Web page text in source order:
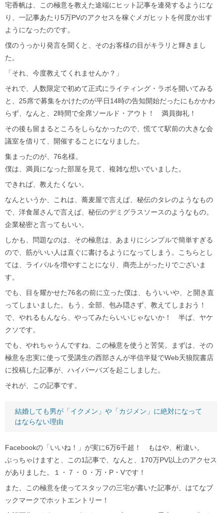
宅香帆は、この極意を教えた途端にヒット記事を連発するようにな
り、一記事あたり5万PVのアクセスを稼ぐメガヒットを何度か出す
ようになったのです。
僕のうっかり発言を聞くと、そのお客様の目がキラリと輝きまし
た。
「それ、今度教えてくれませんか？」
それで、人数限定で初めて正式にライティング・ラボを開いてみる
と、25席で募集をかけたのが平日14時の告知開始だったにもかかわ
らず、なんと、2時間で全席ソールド・アウト！ 満員御礼！
その後も留まるところをしらなかったので、慌てて駅前の大きな会
議室を借りて、開催することになりました。
集まったのが、76名様。
僕は、満員になった部屋を見て、複雑な想いでいました。
できれば、教えたくない。
なんというか、これは、蕎麦屋で言えば、秘伝のタレのようなもの
で、洋食屋さんで言えば、秘伝のデミグラスソースのようなもの。
企業秘密と言ってもいい。
しかも、問題なのは、その極意は、あまりにシンプルで簡単すぎる
ので、筋がいい人は直ぐに書けるようになってしまう。こちらとし
ては、ライバルを増やすことになり、商売上がったりでございま
す。
でも、目を耀かせた76名の前に立った僕は、もういいや、と開き直
ってしまいました。もう、全部、包み隠さず、教えてしまおう！
で、やれるもんなら、やってみたらいいじゃないか！ 半ば、ヤケ
クソです。
でも、やれちゃうんですね、この極意を使うと苦笑。まずは、その
極意を忠実に使って受講生の西部さんが半信半疑でWeb天狼院書店
に投稿した記事が、ハイパーバズを起こしました。
それが、この記事です。
結婚しても男が「イクメン」や「カジメン」に絶対になって
はならない理由
Facebookの「いいね！」が実に6万6千超！ もはや、桁違い。
ぶっちゃけますと、この1記事で、なんと、170万PV以上のアクセス
がありました。１・７・０・万・P・Vです！
また、この極意を使ってスタッフの三宅が書いた記事が、はてなブ
ックマークでホットエントリー！